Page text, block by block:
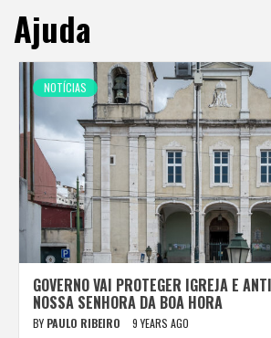
Ajuda
NOTÍCIAS
GOVERNO VAI PROTEGER IGREJA E
NOSSA SENHORA DA BOA HORA
BY PAULO RIBEIRO 9 YEARS AGO